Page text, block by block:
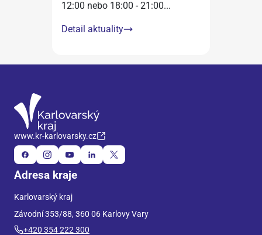
12:00 nebo 18:00 - 21:00...
Detail aktuality
www.kr-karlovarsky.cz
Adresa kraje
Karlovarský kraj
Závodní 353/88, 360 06 Karlovy Vary
+420 354 222 300